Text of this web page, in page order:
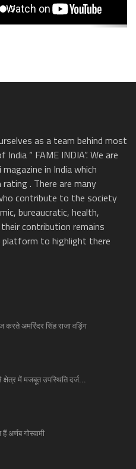
as a team behind most
“ FAME INDIA”. We are
in India which
. There are many
contribute to the society
bureaucratic, health,
contribution remains
platform to highlight there
करते अमरिंदर सिंह राजा वड़िंग
क्षेत्र में मजबूत उपस्थिति दर्ज...
अर्णब गोस्वामी